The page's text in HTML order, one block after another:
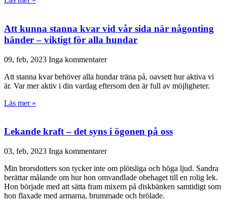
Att kunna stanna kvar vid vår sida när någonting
händer – viktigt för alla hundar
09, feb, 2023 Inga kommentarer
Att stanna kvar behöver alla hundar träna på, oavsett hur aktiva vi
är. Var mer aktiv i din vardag eftersom den är full av möjligheter.
Läs mer »
Lekande kraft – det syns i ögonen på oss
03, feb, 2023 Inga kommentarer
Min brorsdotters son tycker inte om plötsliga och höga ljud. Sandra
berättar målande om hur hon omvandlade obehaget till en rolig lek.
Hon började med att sätta fram mixern på diskbänken samtidigt som
hon flaxade med armarna, brummade och brölade.